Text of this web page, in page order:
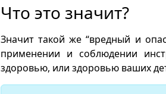
Что это значит?
Значит такой же “вредный и
применении и соблюдении
здоровью, или здоровью ваших